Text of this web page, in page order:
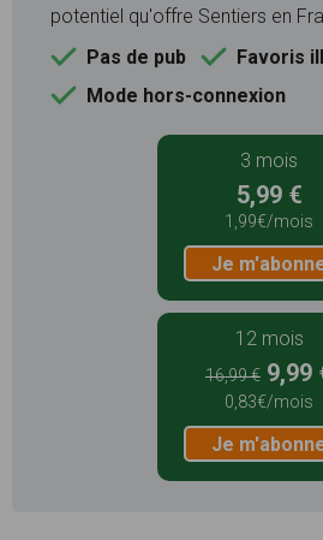
potentiel qu'offre Sentiers en
Pas de pub
Favoris
Mode hors-connexion
3 mois
5,99 €
1,99€/mois
Je
12 mois
16,99 € 9,99
0,83€/mois
Je